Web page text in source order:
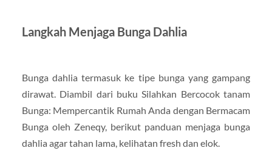
Langkah Menjaga Bunga Dahlia
Bunga dahlia termasuk ke tipe bunga yang gampang
dirawat. Diambil dari buku Silahkan Bercocok tanam
Bunga: Mempercantik Rumah Anda dengan Bermacam
Bunga oleh Zeneqy, berikut panduan menjaga bunga
dahlia agar tahan lama, kelihatan fresh dan elok.